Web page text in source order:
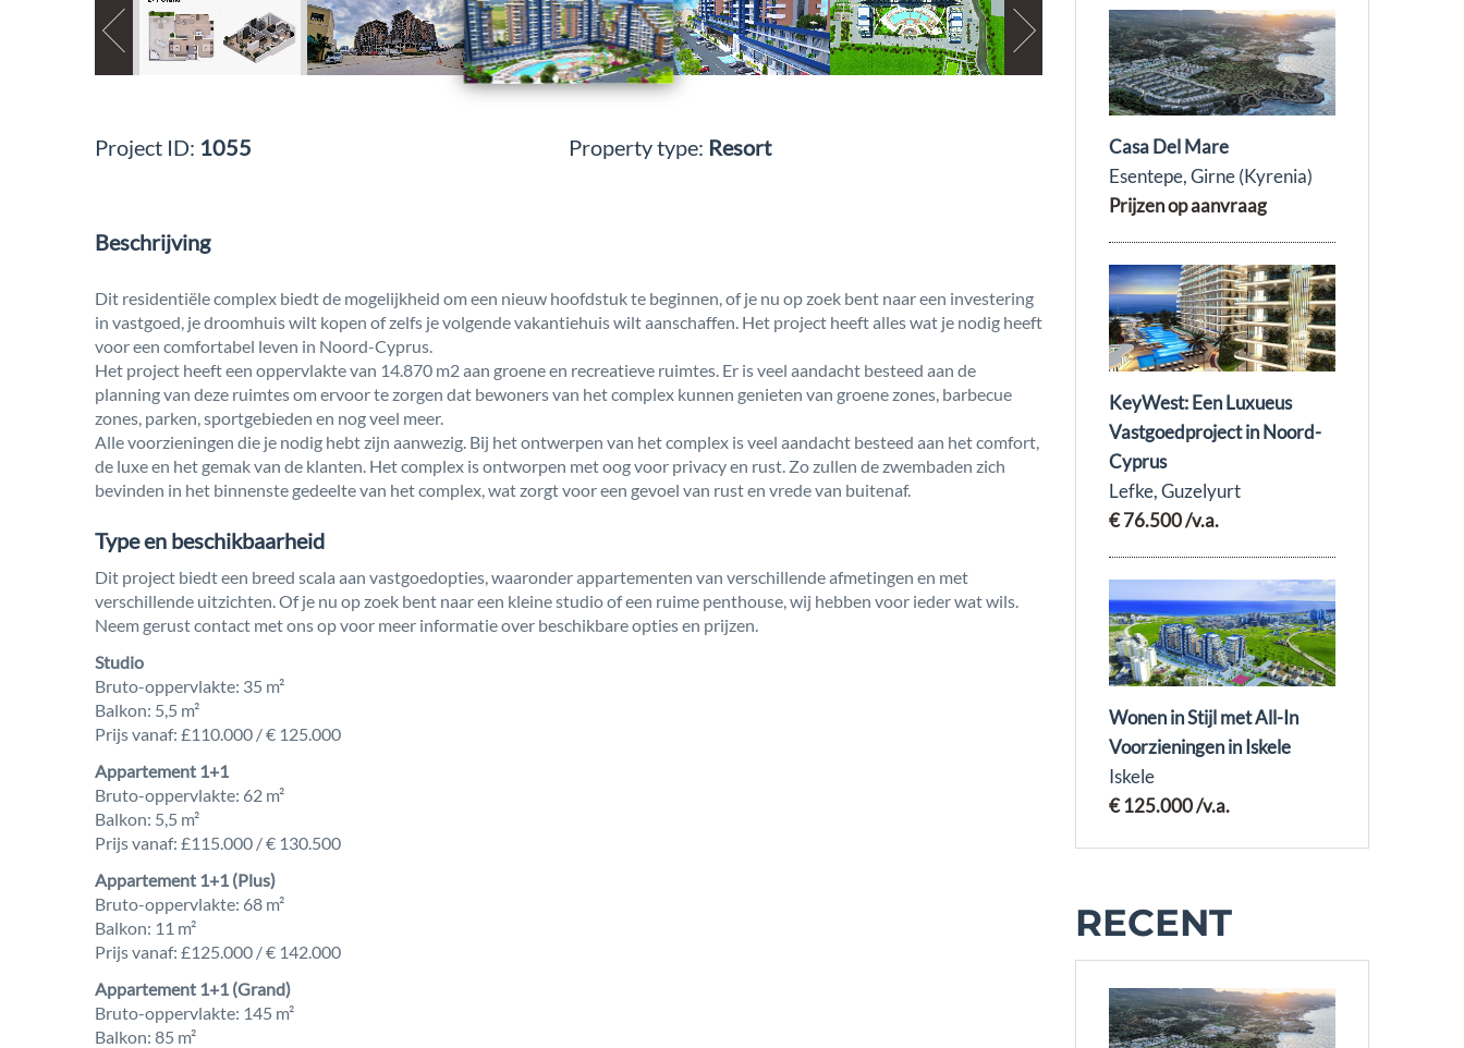
Project ID: 1055 Property type: Resort
Beschrijving
Dit residentiële complex biedt de mogelijkheid om een nieuw hoofdstuk te beginnen, of je nu op zoek bent naar een investering
in vastgoed, je droomhuis wilt kopen of zelfs je volgende vakantiehuis wilt aanschaffen. Het project heeft alles wat je nodig heeft
voor een comfortabel leven in Noord-Cyprus.
Het project heeft een oppervlakte van 14.870 m2 aan groene en recreatieve ruimtes. Er is veel aandacht besteed aan de
planning van deze ruimtes om ervoor te zorgen dat bewoners van het complex kunnen genieten van groene zones, barbecue
zones, parken, sportgebieden en nog veel meer.
Alle voorzieningen die je nodig hebt zijn aanwezig. Bij het ontwerpen van het complex is veel aandacht besteed aan het comfort,
de luxe en het gemak van de klanten. Het complex is ontworpen met oog voor privacy en rust. Zo zullen de zwembaden zich
bevinden in het binnenste gedeelte van het complex, wat zorgt voor een gevoel van rust en vrede van buitenaf.
Type en beschikbaarheid
Dit project biedt een breed scala aan vastgoedopties, waaronder appartementen van verschillende afmetingen en met
verschillende uitzichten. Of je nu op zoek bent naar een kleine studio of een ruime penthouse, wij hebben voor ieder wat wils.
Neem gerust contact met ons op voor meer informatie over beschikbare opties en prijzen.
Studio
Bruto-oppervlakte: 35 m²
Balkon: 5,5 m²
Prijs vanaf: £110.000 / € 125.000
Appartement 1+1
Bruto-oppervlakte: 62 m²
Balkon: 5,5 m²
Prijs vanaf: £115.000 / € 130.500
Appartement 1+1 (Plus)
Bruto-oppervlakte: 68 m²
Balkon: 11 m²
Prijs vanaf: £125.000 / € 142.000
Appartement 1+1 (Grand)
Bruto-oppervlakte: 145 m²
Balkon: 85 m²
Casa Del Mare
Esentepe, Girne (Kyrenia)
Prijzen op aanvraag
KeyWest: Een Luxueus
Vastgoedproject in Noord-
Cyprus
Lefke, Guzelyurt
€ 76.500/v.a.
Wonen in Stijl met All-In
Voorzieningen in Iskele
Iskele
€ 125.000/v.a.
RECENT